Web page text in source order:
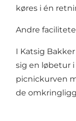
køres i én
Andre
I Katsig
sig en løbetur
picnickurven
de